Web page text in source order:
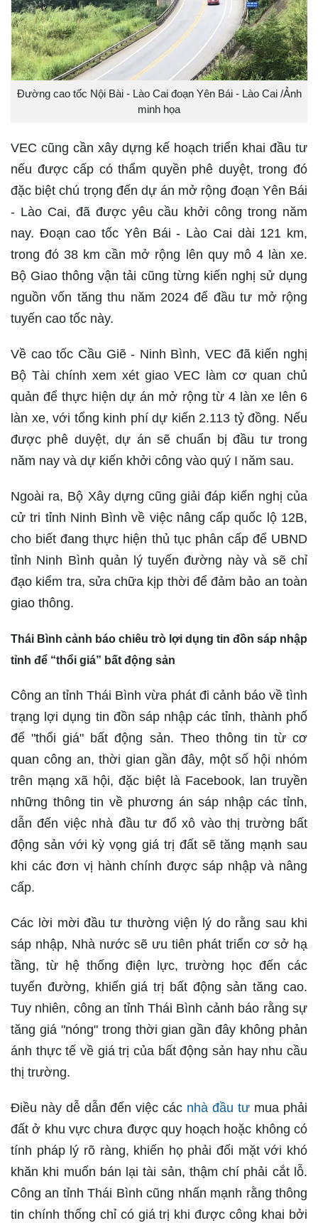
Đường cao tốc Nội Bài - Lào Cai đoạn Yên Bái - Lào Cai /Ảnh
minh họa
VEC cũng cần xây dựng kế hoạch triển khai đầu tư
nếu được cấp có thẩm quyền phê duyệt, trong đó
đặc biệt chú trọng đến dự án mở rộng đoạn Yên Bái
- Lào Cai, đã được yêu cầu khởi công trong năm
nay. Đoạn cao tốc Yên Bái - Lào Cai dài 121 km,
trong đó 38 km cần mở rộng lên quy mô 4 làn xe.
Bộ Giao thông vận tải cũng từng kiến nghị sử dụng
nguồn vốn tăng thu năm 2024 để đầu tư mở rộng
tuyến cao tốc này.
Về cao tốc Cầu Giẽ - Ninh Bình, VEC đã kiến nghị
Bộ Tài chính xem xét giao VEC làm cơ quan chủ
quản để thực hiện dự án mở rộng từ 4 làn xe lên 6
làn xe, với tổng kinh phí dự kiến 2.113 tỷ đồng. Nếu
được phê duyệt, dự án sẽ chuẩn bị đầu tư trong
năm nay và dự kiến khởi công vào quý I năm sau.
Ngoài ra, Bộ Xây dựng cũng giải đáp kiến nghị của
cử tri tỉnh Ninh Bình về việc nâng cấp quốc lộ 12B,
cho biết đang thực hiện thủ tục phân cấp để UBND
tỉnh Ninh Bình quản lý tuyến đường này và sẽ chỉ
đạo kiểm tra, sửa chữa kịp thời để đảm bảo an toàn
giao thông.
Thái Bình cảnh báo chiêu trò lợi dụng tin đồn sáp nhập
tỉnh để “thổi giá” bất động sản
Công an tỉnh Thái Bình vừa phát đi cảnh báo về tình
trạng lợi dụng tin đồn sáp nhập các tỉnh, thành phố
để "thổi giá" bất động sản. Theo thông tin từ cơ
quan công an, thời gian gần đây, một số hội nhóm
trên mạng xã hội, đặc biệt là Facebook, lan truyền
những thông tin về phương án sáp nhập các tỉnh,
dẫn đến việc nhà đầu tư đổ xô vào thị trường bất
động sản với kỳ vọng giá trị đất sẽ tăng mạnh sau
khi các đơn vị hành chính được sáp nhập và nâng
cấp.
Các lời mời đầu tư thường viện lý do rằng sau khi
sáp nhập, Nhà nước sẽ ưu tiên phát triển cơ sở hạ
tầng, từ hệ thống điện lực, trường học đến các
tuyến đường, khiến giá trị bất động sản tăng cao.
Tuy nhiên, công an tỉnh Thái Bình cảnh báo rằng sự
tăng giá "nóng" trong thời gian gần đây không phản
ánh thực tế về giá trị của bất động sản hay nhu cầu
thị trường.
Điều này dễ dẫn đến việc các nhà đầu tư mua phải
đất ở khu vực chưa được quy hoạch hoặc không có
tính pháp lý rõ ràng, khiến họ phải đối mặt với khó
khăn khi muốn bán lại tài sản, thậm chí phải cắt lỗ.
Công an tỉnh Thái Bình cũng nhấn mạnh rằng thông
tin chính thống chỉ có giá trị khi được công khai bởi